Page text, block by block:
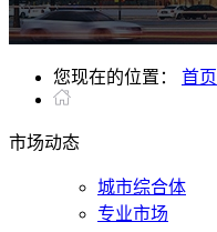
您现在的位置： 首页
市场动态
城市综合体
专业市场